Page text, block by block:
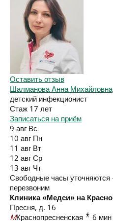
Оставить отзыв
Шалманова Анна Михайловна
детский инфекционист
Стаж 17 лет
Записаться на приём
9 авг Вс
10 авг Пн
11 авг Вт
12 авг Ср
13 авг Чт
Свободные часы уточняются
перезвоним
Клиника «Медси» на
Пресня, д. 16
MКраснопресненская 6 мин